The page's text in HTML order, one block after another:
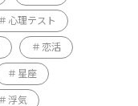
心理テスト
恋活
星座
浮気